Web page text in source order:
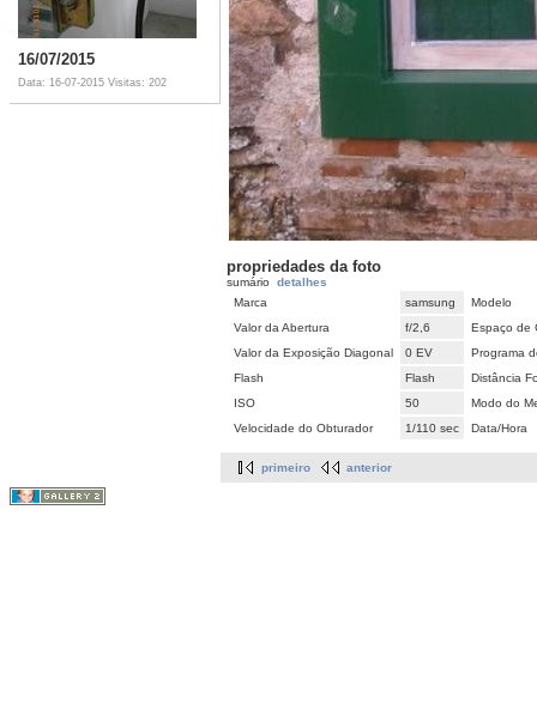
16/07/2015
Data: 16-07-2015 Visitas: 202
propriedades da foto
sumário detalhes
Marca
samsung
Modelo
Valor da Abertura
f/2,6
Espaço de
Valor da Exposição Diagonal
0 EV
Programa
Flash
Flash
Distância
ISO
50
Modo do
Velocidade do Obturador
1/110 sec Data/Hora
primeiro anterior